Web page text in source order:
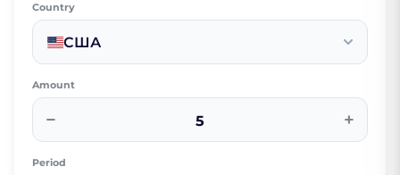
Country
США
Amount
− +
Period